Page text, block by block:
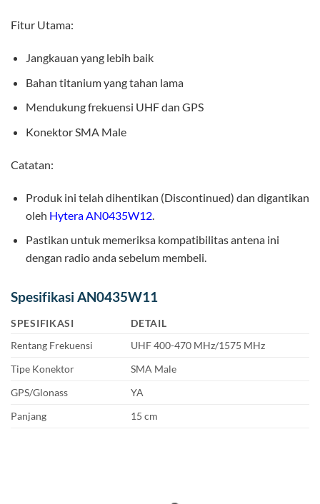
Fitur Utama:
Jangkauan yang lebih baik
Bahan titanium yang tahan lama
Mendukung frekuensi UHF dan GPS
Konektor SMA Male
Catatan:
Produk ini telah dihentikan (Discontinued) dan digantikan
oleh Hytera AN0435W12.
Pastikan untuk memeriksa kompatibilitas antena ini
dengan radio anda sebelum membeli.
Spesifikasi AN0435W11
SPESIFIKASI
DETAIL
Rentang Frekuensi
UHF 400-470 MHz/1575 MHz
Tipe Konektor
SMA Male
GPS/Glonass
YA
Panjang
15 cm